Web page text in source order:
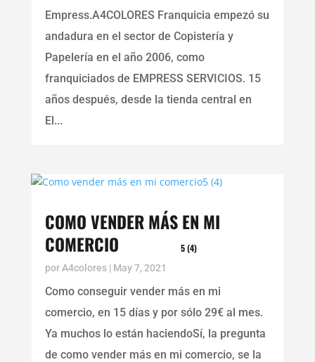
Empress.A4COLORES Franquicia empezó su
andadura en el sector de Copistería y
Papelería en el año 2006, como
franquiciados de EMPRESS SERVICIOS. 15
años después, desde la tienda central en
El...
COMO VENDER MÁS EN MI
COMERCIO
5 (4)
porA4colores| May 7, 2021
Como conseguir vender más en mi
comercio, en 15 días y por sólo 29€ al mes.
Ya muchos lo están haciendoSí, la pregunta
de como vender más en mi comercio, se la